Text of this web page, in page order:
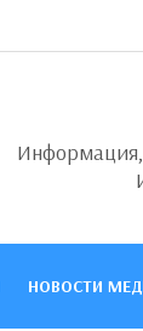
Информация,
НОВОСТИ